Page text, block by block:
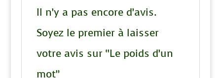
Il n’y a pas encore d’avis.
Soyez le premier à laisser
votre avis sur “Le poids d’un
mot”